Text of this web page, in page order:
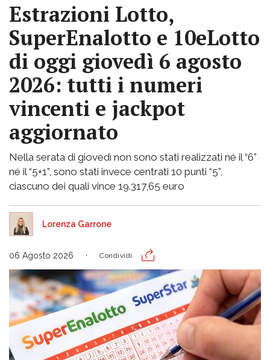
Estrazioni Lotto,
SuperEnalotto e 10eLotto
di oggi giovedì 6 agosto
2026: tutti i numeri
vincenti e jackpot
aggiornato
Nella serata di giovedì non sono stati realizzati né il “6”
né il “5+1”, sono stati invece centrati 10 punti “5”,
ciascuno dei quali vince 19.317,65 euro
Lorenza Garrone
06 Agosto 2026 Condividi